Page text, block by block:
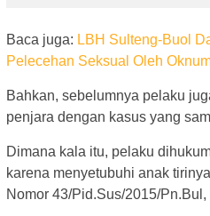
Baca juga: LBH Sulteng-Buol
Pelecehan Seksual Oleh
Bahkan, sebelumnya pelaku
penjara dengan kasus yang
Dimana kala itu, pelaku
karena menyetubuhi anak
Nomor 43/Pid.Sus/2015/